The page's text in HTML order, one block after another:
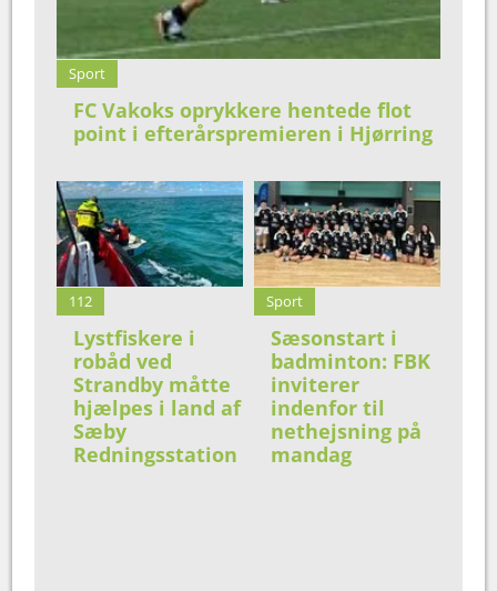
Sport
FC Vakoks oprykkere hentede flot
point i efterårspremieren i Hjørring
112
Lystfiskere i
robåd ved
Strandby måtte
hjælpes i land af
Sæby
Redningsstation
Sport
Sæsonstart i
badminton: FBK
inviterer
indenfor til
nethejsning på
mandag